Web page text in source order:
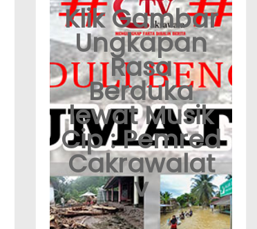
Klik Gambar
Ungkapan
Rasa
Berduka
lewat Musik
Cip : Pemred
Cakrawalat
v